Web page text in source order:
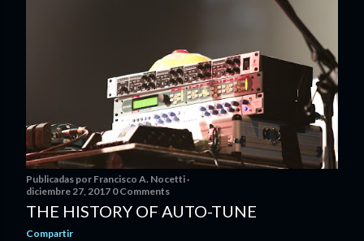
Publicadas por Francisco A. Nocetti
diciembre 27, 2017 0 Comments
THE HISTORY OF AUTO-TUNE
Compartir